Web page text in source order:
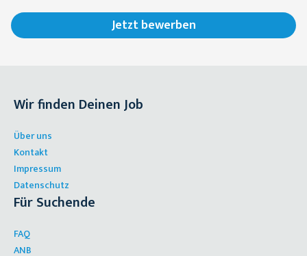
Jetzt bewerben
Wir finden Deinen Job
Über uns
Kontakt
Impressum
Datenschutz
Für Suchende
FAQ
ANB